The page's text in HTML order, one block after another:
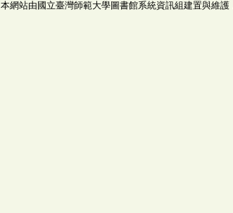
本網站由國立臺灣師範大學圖書館系統資訊組建置與維